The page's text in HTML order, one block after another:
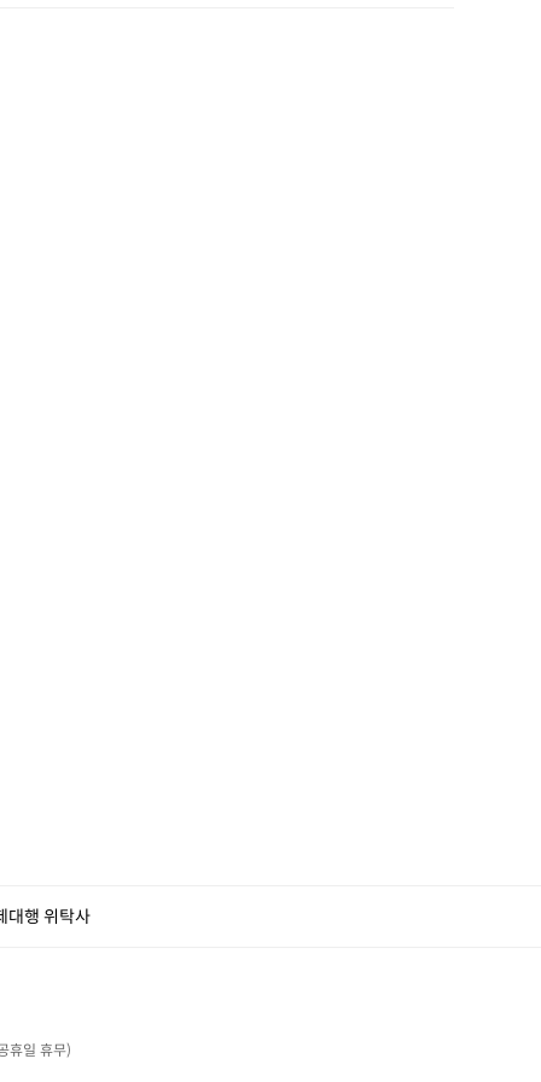
대행 위탁사
휴일 휴무)